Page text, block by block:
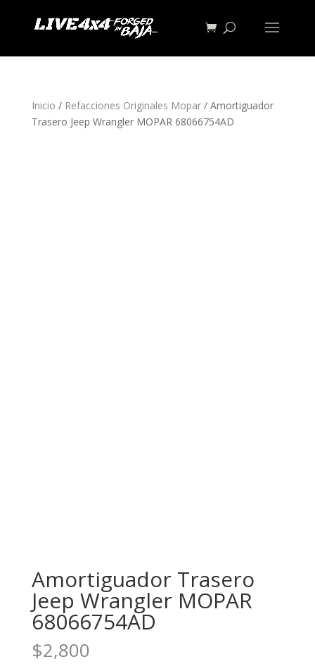
Inicio / Refacciones Originales Mopar/ Amortiguador
Trasero Jeep Wrangler MOPAR 68066754AD
Amortiguador Trasero
Jeep Wrangler MOPAR
68066754AD
$2,800